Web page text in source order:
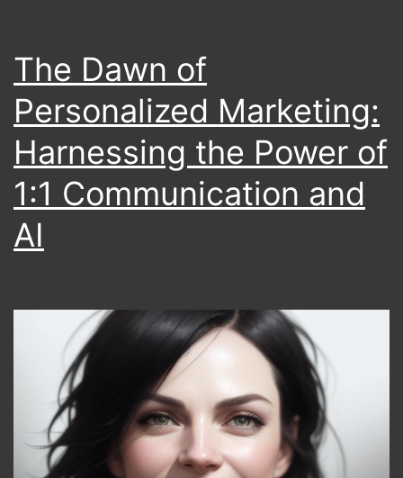
The Dawn of
Personalized Marketing:
Harnessing the Power of
1:1 Communication and
AI